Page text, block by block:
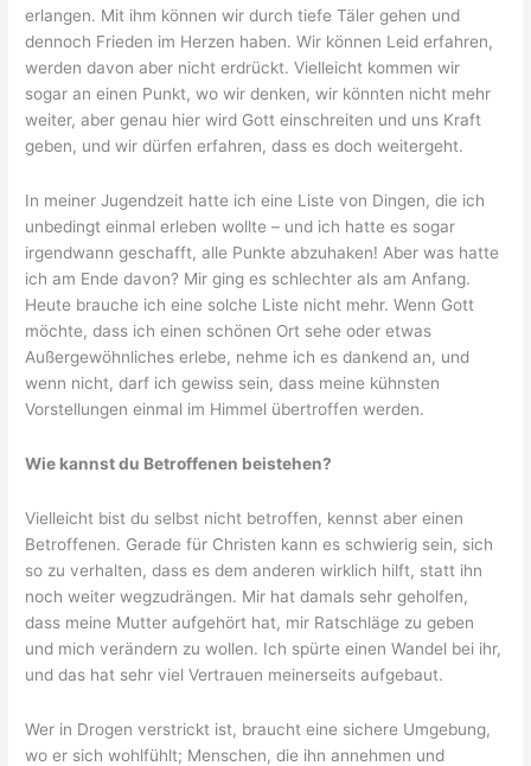
erlangen. Mit ihm können wir durch tiefe Täler gehen und
dennoch Frieden im Herzen haben. Wir können Leid erfahren,
werden davon aber nicht erdrückt. Vielleicht kommen wir
sogar an einen Punkt, wo wir denken, wir könnten nicht mehr
weiter, aber genau hier wird Gott einschreiten und uns Kraft
geben, und wir dürfen erfahren, dass es doch weitergeht.
In meiner Jugendzeit hatte ich eine Liste von Dingen, die ich
unbedingt einmal erleben wollte – und ich hatte es sogar
irgendwann geschafft, alle Punkte abzuhaken! Aber was hatte
ich am Ende davon? Mir ging es schlechter als am Anfang.
Heute brauche ich eine solche Liste nicht mehr. Wenn Gott
möchte, dass ich einen schönen Ort sehe oder etwas
Außergewöhnliches erlebe, nehme ich es dankend an, und
wenn nicht, darf ich gewiss sein, dass meine kühnsten
Vorstellungen einmal im Himmel übertroffen werden.
Wie kannst du Betroffenen beistehen?
Vielleicht bist du selbst nicht betroffen, kennst aber einen
Betroffenen. Gerade für Christen kann es schwierig sein, sich
so zu verhalten, dass es dem anderen wirklich hilft, statt ihn
noch weiter wegzudrängen. Mir hat damals sehr geholfen,
dass meine Mutter aufgehört hat, mir Ratschläge zu geben
und mich verändern zu wollen. Ich spürte einen Wandel bei ihr,
und das hat sehr viel Vertrauen meinerseits aufgebaut.
Wer in Drogen verstrickt ist, braucht eine sichere Umgebung,
wo er sich wohlfühlt; Menschen, die ihn annehmen und